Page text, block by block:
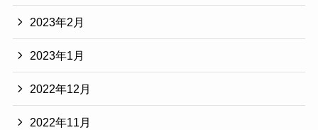
2023年2月
2023年1月
2022年12月
2022年11月